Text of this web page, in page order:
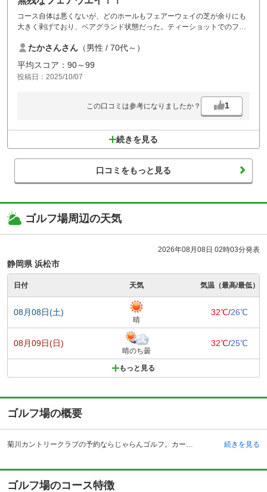
コース自体は悪くないが、どのホールもフェアーウェイの芝が余りにも
大きく剥げており、ベアグランド状態だった。ティーショットでのフェ
た。たかさんさん （男性 / 70代～）
平均スコア：90～99
投稿日：2025/10/07
この口コミは参考になりましたか？ 1
続きを見る
口コミをもっと見る
ゴルフ場周辺の天気
2026年08月08日 02時03分発表
静岡県 浜松市
日付 天気 気温（最高/最低）
08月08日(土)
晴
32℃/26℃
08月09日(日)
晴のち曇
32℃/25℃
もっと見る
ゴルフ場の概要
菊川カントリークラブの予約ならじゃらんゴルフ。カートの有無や利用税、キャンセル料、ナイター設備、駐車場などのコース情報はもちろん、口コミ、フォトギャラリーなどコースの難易度や攻略に役立つ情報充実、予約する度にポイントが貯まるのでお得にゴルフをお楽しみ頂けます。 東名高速道路・菊川インターチェンジから6キロメートル、約10分とアクセス抜群のところにあるのが菊川カントリークラブです。鉄道を利用する場合には、JR東海道本線の菊川駅で下車する形になります。丘陵コースになっていて、フラット&ワイドなビギナーにもやさしいコースとなっています。コースは、OUT、INの全18ホール。フェアウェイが広いため、OBを出すことは少ないですが、距離もあるため、攻略には頭を使いそうです。また、クラブハウス内にはレストランもあり、四季折々の食材を使った定食を食べることができます。大浴場も用意されているので、ラウンド後に汗をかいても、お風呂でしっかりと汗を流すことができるようになっています。アクセスもいいので、ぜひ訪れてみてはいかがでしょう。 続きを見る
ゴルフ場のコース特徴